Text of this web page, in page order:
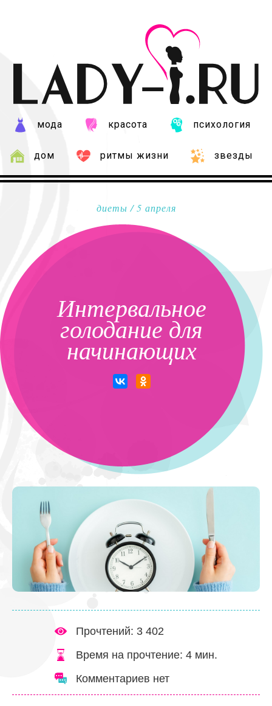
мода красота психология
дом ритмы жизни звезды
диеты / 5 апреля
Интервальное
голодание для
начинающих
Прочтений: 3 402
Время на прочтение: 4 мин.
Комментариев нет